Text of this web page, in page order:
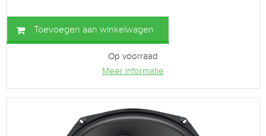
Toevoegen aan winkelwagen
Op voorraad
Meer informatie